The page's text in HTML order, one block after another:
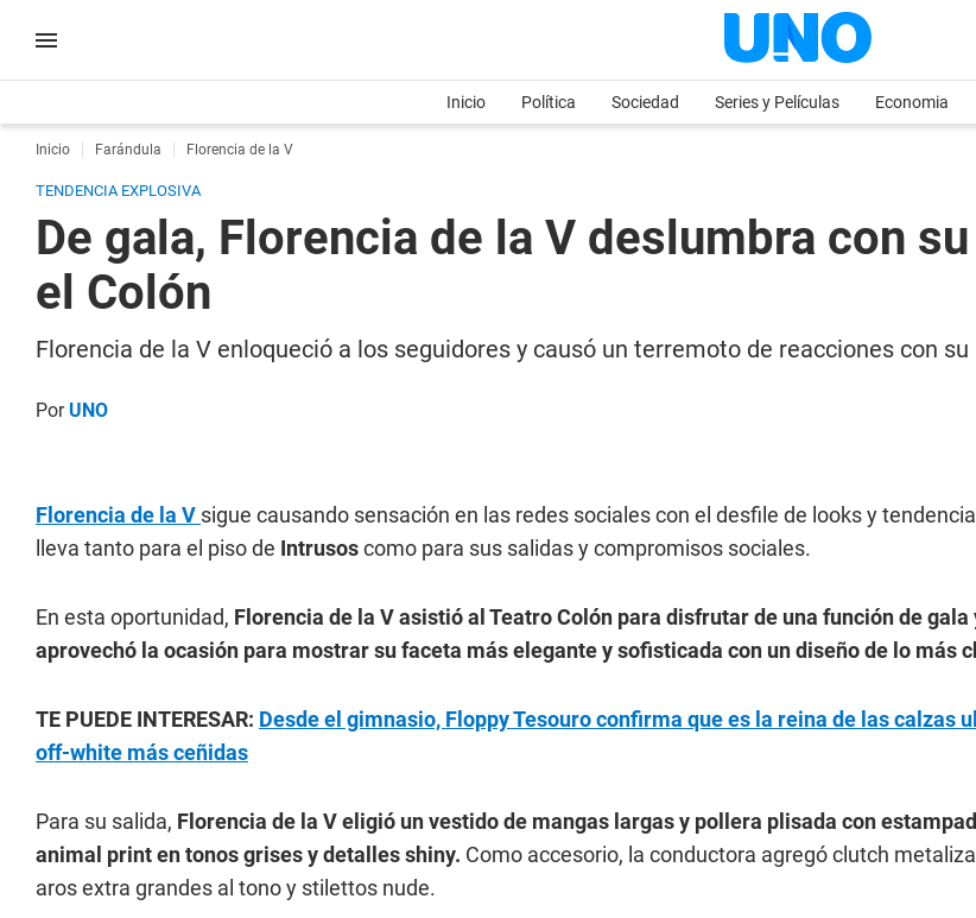
Inicio Política Sociedad Series y Películas Economia
Inicio Farándula Florencia de la V
TENDENCIA EXPLOSIVA
De gala, Florencia de la V deslumbra con
el Colón
Florencia de la V enloqueció a los seguidores y causó un terremoto de reacciones con
PorUNO
Florencia de la V sigue causando sensación en las redes sociales con el desfile de looks y
lleva tanto para el piso de Intrusoscomo para sus salidas y compromisos sociales.
En esta oportunidad, Florencia de la V asistió al Teatro Colón para disfrutar de una función de gala
aprovechó la ocasión para mostrar su faceta más elegante y sofisticada con un diseño de lo más
TE PUEDE INTERESAR: Desde el gimnasio, Floppy Tesouro confirma que es la reina de las calzas
off-white más ceñidas
Para su salida, Florencia de la V eligió un vestido de mangas largas y pollera plisada con
animal print en tonos grises y detalles shiny. Como accesorio, la conductora agregó clutch
aros extra grandes al tono y stilettos nude.